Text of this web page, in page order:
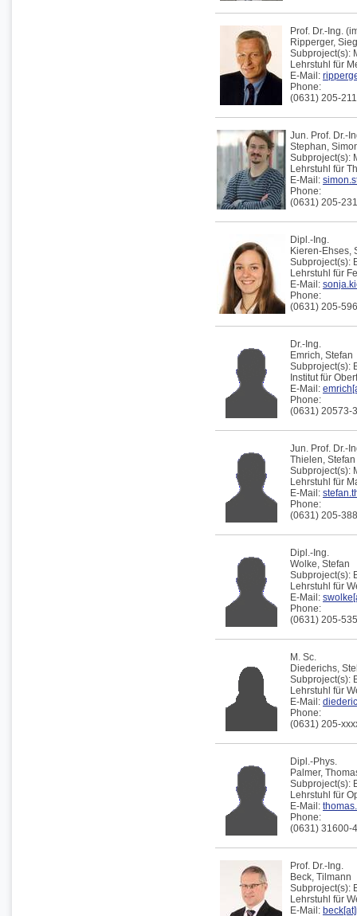
Prof. Dr.-Ing.
Ripperger,
Subproject(s):
Lehrstuhl für
E-Mail:
Phone:
(0631) 205-
Jun. Prof. Dr.-
Stephan,
Subproject(s):
Lehrstuhl für
E-Mail:
Phone:
(0631) 205-
Dipl.-Ing.
Kieren-Ehses,
Subproject(s):
Lehrstuhl für
E-Mail:
Phone:
(0631) 205-
Dr.-Ing.
Emrich, Stefan
Subproject(s):
Institut für
E-Mail:
Phone:
(0631) 20573-
Jun. Prof. Dr.-
Thielen, Stefan
Subproject(s):
Lehrstuhl für
E-Mail:
Phone:
(0631) 205-
Dipl.-Ing.
Wolke, Stefan
Subproject(s):
Lehrstuhl für
E-Mail:
Phone:
(0631) 205-
M. Sc.
Diederichs,
Subproject(s):
Lehrstuhl für
E-Mail:
Phone:
(0631) 205-
Dipl.-Phys.
Palmer,
Subproject(s):
Lehrstuhl für
E-Mail:
Phone:
(0631) 31600-
Prof. Dr.-Ing.
Beck, Tilmann
Subproject(s):
Lehrstuhl für
E-Mail: